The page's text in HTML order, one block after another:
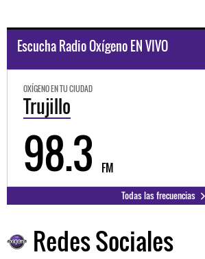
Escucha Radio Oxígeno EN VIVO
OXÍGENO EN TU CIUDAD
Trujillo
98.3 FM
Todas las frecuencias
Redes Sociales